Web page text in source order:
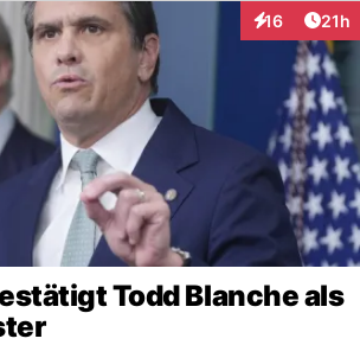
16
Interaktionen
21h
Todd Blanche als